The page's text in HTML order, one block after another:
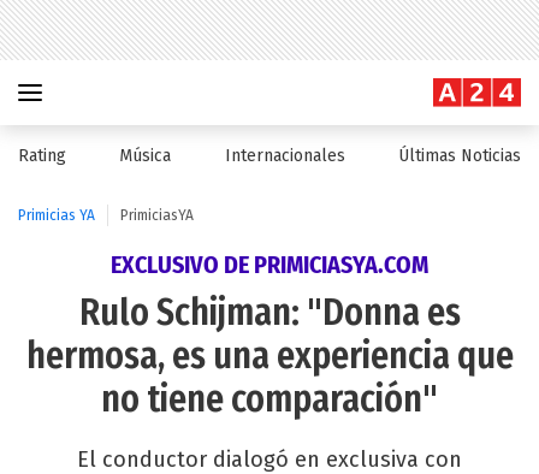
Rating Música Internacionales Últimas Noticias
Primicias YA PrimiciasYA
EXCLUSIVO DE PRIMICIASYA.COM
Rulo Schijman: "Donna es
hermosa, es una experiencia que
no tiene comparación"
El conductor dialogó en exclusiva con